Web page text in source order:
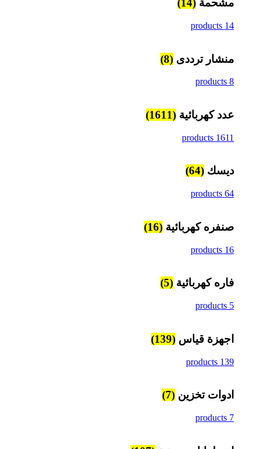
مشحمة (14)
14 products
منشار ترددى (8)
8 products
عدد كهربائية (1611)
1611 products
ديسك (64)
64 products
صنفره كهربائية (16)
16 products
فاره كهربائية (5)
5 products
اجهزة قياس (139)
139 products
ادوات تخزين (7)
7 products